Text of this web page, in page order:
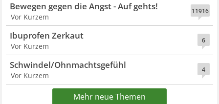
11916
Bewegen gegen die Angst - Auf gehts!
Vor Kurzem
6
Ibuprofen Zerkaut
Vor Kurzem
4
Schwindel/Ohnmachtsgefühl
Vor Kurzem
Mehr neue Themen